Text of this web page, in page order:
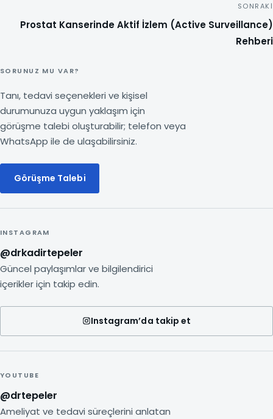
SONRAKI
Prostat Kanserinde Aktif İzlem (Active Surveillance)
Rehberi
SORUNUZ MU VAR?
Tanı, tedavi seçenekleri ve kişisel
durumunuza uygun yaklaşım için
görüşme talebi oluşturabilir; telefon veya
WhatsApp ile de ulaşabilirsiniz.
Görüşme Talebi
INSTAGRAM
@drkadirtepeler
Güncel paylaşımlar ve bilgilendirici
içerikler için takip edin.
Instagram’da takip et
YOUTUBE
@drtepeler
Ameliyat ve tedavi süreçlerini anlatan